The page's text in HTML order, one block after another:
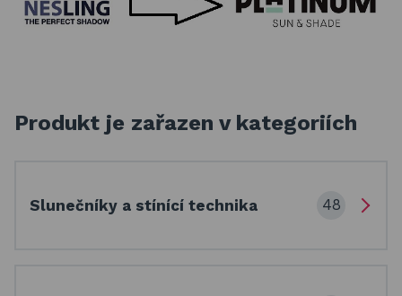
Produkt je zařazen v kategoriích
Slunečníky a stínící technika 48